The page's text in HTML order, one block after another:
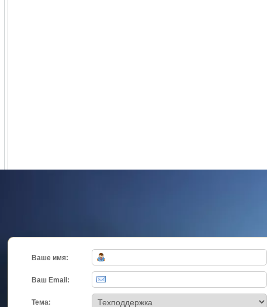
Ваше имя:
Ваш Email:
Тема: